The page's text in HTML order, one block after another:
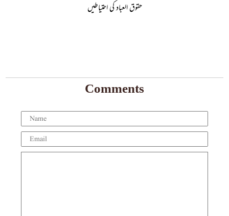
حقوق العباد کی احتیاطیں
Comments